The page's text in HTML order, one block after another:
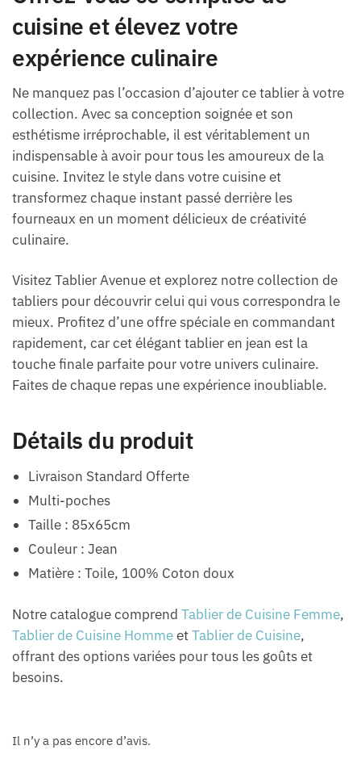
cuisine et élevez votre
expérience culinaire
Ne manquez pas l’occasion d’ajouter ce tablier à votre
collection. Avec sa conception soignée et son
esthétisme irréprochable, il est véritablement un
indispensable à avoir pour tous les amoureux de la
cuisine. Invitez le style dans votre cuisine et
transformez chaque instant passé derrière les
fourneaux en un moment délicieux de créativité
culinaire.
Visitez Tablier Avenue et explorez notre collection de
tabliers pour découvrir celui qui vous correspondra le
mieux. Profitez d’une offre spéciale en commandant
rapidement, car cet élégant tablier en jean est la
touche finale parfaite pour votre univers culinaire.
Faites de chaque repas une expérience inoubliable.
Détails du produit
Livraison Standard Offerte
Multi-poches
Taille : 85x65cm
Couleur : Jean
Matière : Toile, 100% Coton doux
Notre catalogue comprend Tablier de Cuisine Femme,
Tablier de Cuisine HommeetTablier de Cuisine,
offrant des options variées pour tous les goûts et
besoins.
Il n’y a pas encore d’avis.